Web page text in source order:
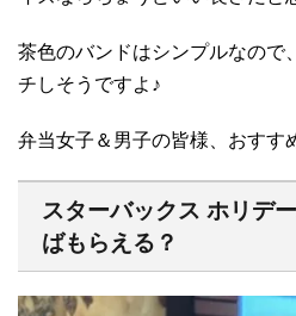
茶色のバンドはシンプルなので
チしそうですよ♪
弁当女子＆男子の皆様、おすす
スターバックス ホリデ
ばもらえる？